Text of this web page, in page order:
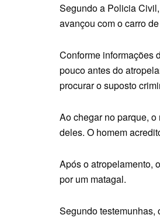
Segundo a Policia
avançou com o carro
Conforme informações
pouco antes do
procurar o suposto
Ao chegar no parque,
deles. O homem
Após o atropelamento,
por um matagal.
Segundo testemunhas,